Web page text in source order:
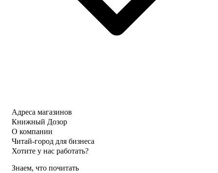
Адреса магазинов
Книжный Дозор
О компании
Читай-город для бизнеса
Хотите у нас работать?
Знаем, что почитать